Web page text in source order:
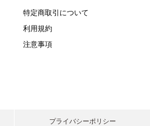
特定商取引について
利用規約
注意事項
プライバシーポリシー